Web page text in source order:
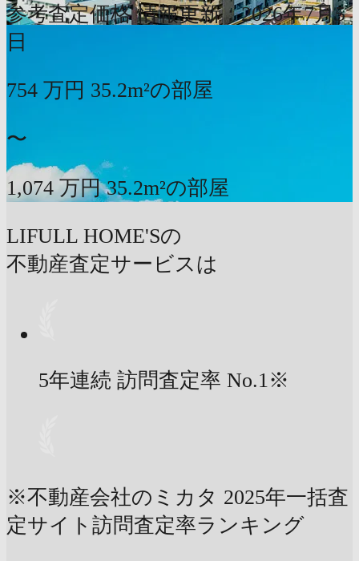
参考査定価格 情報更新：2026年7月5
日
754 万円 35.2m²の部屋
〜
1,074 万円 35.2m²の部屋
LIFULL HOME'Sの
不動産査定サービスは
5年連続 訪問査定率 No.1※
※不動産会社のミカタ 2025年一括査
定サイト訪問査定率ランキング